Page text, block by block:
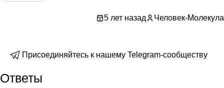
5 лет назад Человек-Молекула
Присоединяйтесь к нашему Telegram-сообществу
Ответы